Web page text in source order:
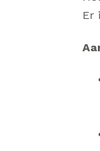
Er